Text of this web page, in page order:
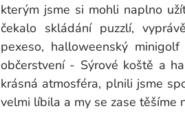
kterým jsme si mohli naplno
čekalo skládání puzzlí,
pexeso, halloweenský
občerstvení - Sýrové koště a
krásná atmosféra, plnili jsme
velmi líbila a my se zase těšíme